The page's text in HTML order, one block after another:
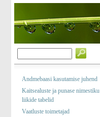
Andmebaasi kasutamise juhend
Kaitsealuste ja punase nimestiku
liikide tabelid
Vaatluste toimetajad